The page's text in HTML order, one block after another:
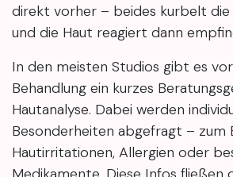
direkt vorher – beides kurbelt die
und die Haut reagiert dann
In den meisten Studios gibt es
Behandlung ein kurzes
Hautanalyse. Dabei werden
Besonderheiten abgefragt – zum
Hautirritationen, Allergien oder